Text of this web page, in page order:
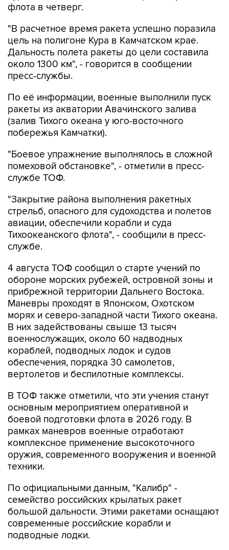
флота в четверг.
"В расчетное время ракета успешно поразила
цель на полигоне Кура в Камчатском крае.
Дальность полета ракеты до цели составила
около 1300 км", - говорится в сообщении
пресс-службы.
По её информации, военные выполнили пуск
ракеты из акватории Авачинского залива
(залив Тихого океана у юго-восточного
побережья Камчатки).
"Боевое упражнение выполнялось в сложной
помеховой обстановке", - отметили в пресс-
службе ТОФ.
"Закрытие района выполнения ракетных
стрельб, опасного для судоходства и полетов
авиации, обеспечили корабли и суда
Тихоокеанского флота", - сообщили в пресс-
службе.
4 августа ТОФ сообщил о старте учений по
обороне морских рубежей, островной зоны и
прибрежной территории Дальнего Востока.
Маневры проходят в Японском, Охотском
морях и северо-западной части Тихого океана.
В них задействованы свыше 13 тысяч
военнослужащих, около 60 надводных
кораблей, подводных лодок и судов
обеспечения, порядка 30 самолетов,
вертолетов и беспилотные комплексы.
В ТОФ также отметили, что эти учения станут
основным мероприятием оперативной и
боевой подготовки флота в 2026 году. В
рамках маневров военные отработают
комплексное применение высокоточного
оружия, современного вооружения и военной
техники.
По официальными данным, "Калибр" -
семейство российских крылатых ракет
большой дальности. Этими ракетами оснащают
современные российские корабли и
подводные лодки.